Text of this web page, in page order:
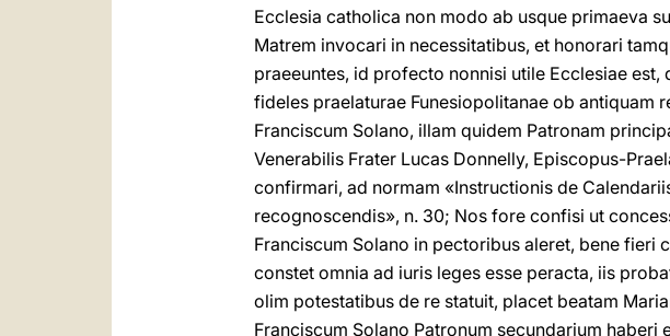
Ecclesia catholica non modo ab usque primaeva
Matrem invocari in necessitatibus, et honorari
praeeuntes, id profecto nonnisi utile Ecclesiae
fideles praelaturae Funesiopolitanae ob antiquam
Franciscum Solano, illam quidem Patronam
Venerabilis Frater Lucas Donnelly, Episcopus-
confirmari, ad normam «Instructionis de
recognoscendis», n. 30; Nos fore confisi ut
Franciscum Solano in pectoribus aleret, bene fieri
constet omnia ad iuris leges esse peracta, iis
olim potestatibus de re statuit, placet beatam
Franciscum Solano Patronum secundarium